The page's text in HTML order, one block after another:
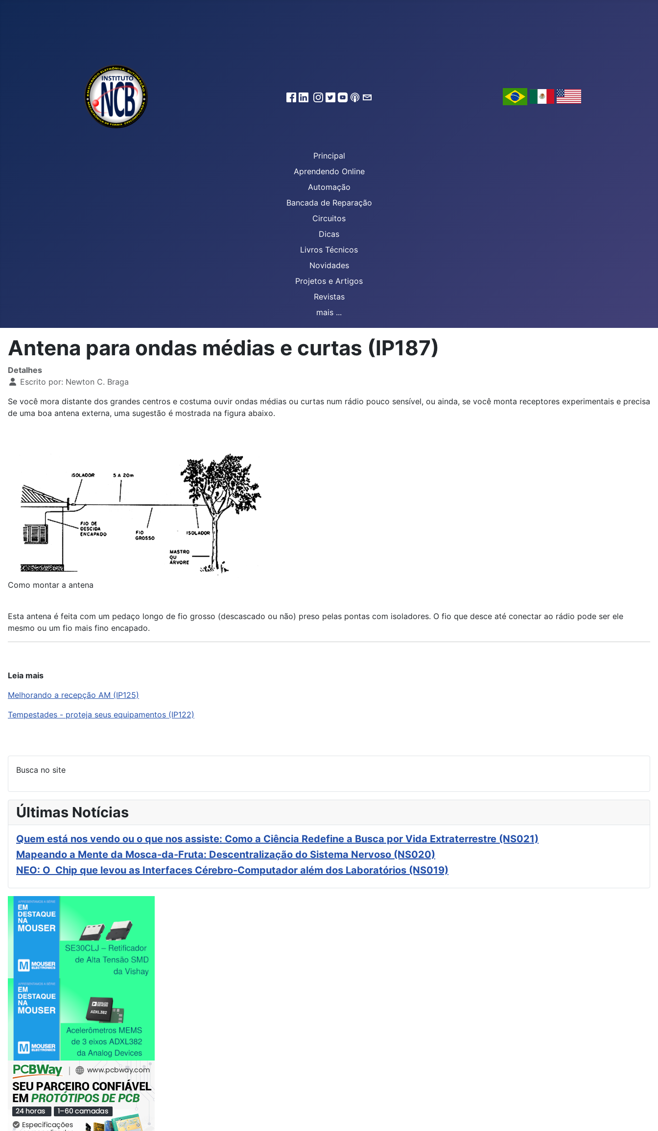
Principal
Aprendendo Online
Automação
Bancada de Reparação
Circuitos
Dicas
Livros Técnicos
Novidades
Projetos e Artigos
Revistas
mais ...
Antena para ondas médias e curtas (IP187)
Detalhes
Escrito por: Newton C. Braga
Se você mora distante dos grandes centros e costuma ouvir ondas médias ou curtas num rádio pouco sensível, ou ainda, se você monta receptores experimentais e precisa
de uma boa antena externa, uma sugestão é mostrada na figura abaixo.
Como montar a antena
Esta antena é feita com um pedaço longo de fio grosso (descascado ou não) preso pelas pontas com isoladores. O fio que desce até conectar ao rádio pode ser ele
mesmo ou um fio mais fino encapado.
Leia mais
Melhorando a recepção AM (IP125)
Tempestades - proteja seus equipamentos (IP122)
Busca no site
Últimas Notícias
Quem está nos vendo ou o que nos assiste: Como a Ciência Redefine a Busca por Vida Extraterrestre (NS021)
Mapeando a Mente da Mosca-da-Fruta: Descentralização do Sistema Nervoso (NS020)
NEO: O Chip que levou as Interfaces Cérebro-Computador além dos Laboratórios (NS019)